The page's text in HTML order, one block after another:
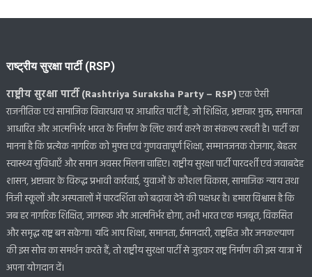
राष्ट्रीय सुरक्षा पार्टी (RSP)
राष्ट्रीय सुरक्षा पार्टी (Rashtriya Suraksha Party – RSP)एक ऐसी
राजनीतिक एवं सामाजिक विचारधारा पर आधारित पार्टी है, जो शिक्षित, भ्रष्टाचार मुक्त, समानता
आधारित और आत्मनिर्भर भारत के निर्माण के लिए कार्य करने का संकल्प रखती है। पार्टी का
मानना है कि प्रत्येक नागरिक को मुफ्त एवं गुणवत्तापूर्ण शिक्षा, सम्मानजनक रोजगार, बेहतर
स्वास्थ्य सुविधाएँ और समान अवसर मिलना चाहिए। राष्ट्रीय सुरक्षा पार्टी पारदर्शी एवं जवाबदेह
शासन, भ्रष्टाचार के विरुद्ध प्रभावी कार्रवाई, युवाओं के कौशल विकास, सामाजिक न्याय तथा
निजी स्कूलों और अस्पतालों में पारदर्शिता को बढ़ावा देने की पक्षधर है। हमारा विश्वास है कि
जब हर नागरिक शिक्षित, जागरूक और आत्मनिर्भर होगा, तभी भारत एक मजबूत, विकसित
और समृद्ध राष्ट्र बन सकेगा। यदि आप शिक्षा, समानता, ईमानदारी, राष्ट्रहित और जनकल्याण
की इस सोच का समर्थन करते हैं, तो राष्ट्रीय सुरक्षा पार्टी से जुड़कर राष्ट्र निर्माण की इस यात्रा में
अपना योगदान दें।